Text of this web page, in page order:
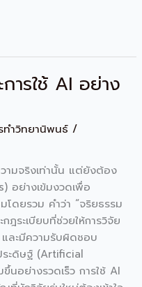
ารใช้ AI อย่าง
ทำวิทยานิพนธ์ /
ามจริงเท่านั้น แต่ยังต้อง
อย่างเข้มงวดเพื่อ
ดยรวม คำว่า “จริยธรรม
ฎระเบียบที่ช่วยให้การวิจัย
และมีความรับผิดชอบ
ระดิษฐ์ (Artificial
นอย่างรวดเร็ว การใช้ AI